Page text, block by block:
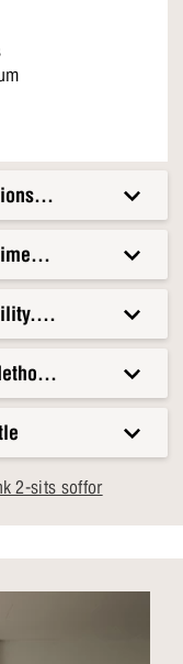
2-sits soffor